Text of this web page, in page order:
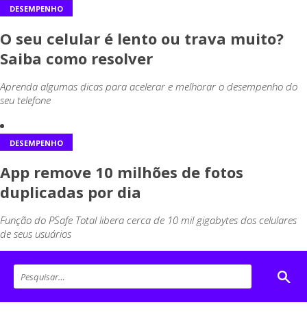
DESEMPENHO
O seu celular é lento ou trava muito?
Saiba como resolver
Aprenda algumas dicas para acelerar e melhorar o desempenho do
seu telefone
DESEMPENHO
App remove 10 milhões de fotos
duplicadas por dia
Função do PSafe Total libera cerca de 10 mil gigabytes dos celulares
de seus usuários